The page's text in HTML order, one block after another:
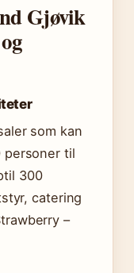
Gjøvik
som kan
personer til
300
catering
–